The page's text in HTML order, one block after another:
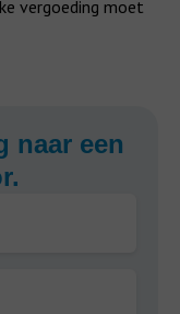
vergoeding moet
naar een